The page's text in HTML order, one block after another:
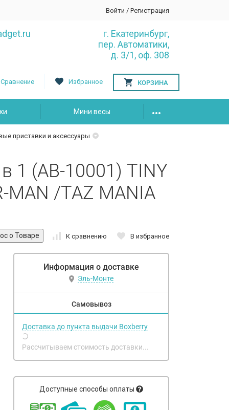
Войти / Регистрация
г. Екатеринбург,
пер. Автоматики,
д. 3/1, оф. 308
Сравнение Избранное КОРЗИНА
Мини весы
приставки и аксессуары
1 (AB-10001) TINY
MAN /TAZ MANIA
К сравнению В избранное
Информация о доставке
Эль-Монте
Самовывоз
Доставка до пункта выдачи Boxberry
Рассчитываем стоимость доставки...
Доступные способы оплаты